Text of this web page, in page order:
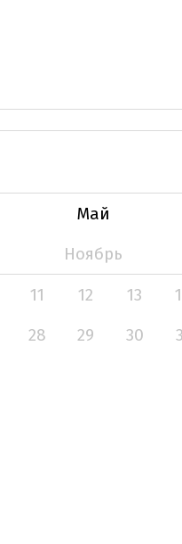
Май
Ноябрь
11 12 13
28 29 30